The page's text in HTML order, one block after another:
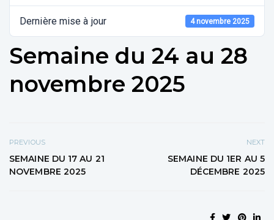
Dernière mise à jour 4 novembre 2025
Semaine du 24 au 28
novembre 2025
PREVIOUS
SEMAINE DU 17 AU 21
NOVEMBRE 2025
NEXT
SEMAINE DU 1ER AU 5
DÉCEMBRE 2025